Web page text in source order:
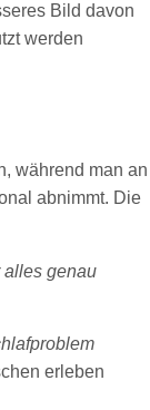
Bild davon
werden
während man an
abnimmt. Die
alles genau
erleben